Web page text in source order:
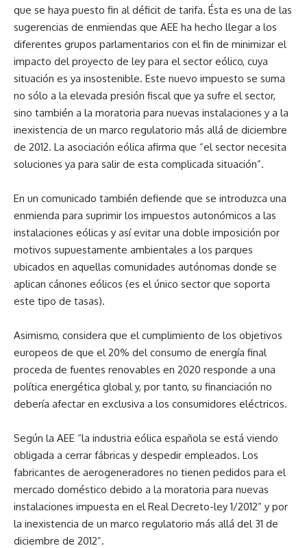
que se haya puesto fin al déficit de tarifa. Ésta es una de las
sugerencias de enmiendas que AEE ha hecho llegar a los
diferentes grupos parlamentarios con el fin de minimizar el
impacto del proyecto de ley para el sector eólico, cuya
situación es ya insostenible. Este nuevo impuesto se suma
no sólo a la elevada presión fiscal que ya sufre el sector,
sino también a la moratoria para nuevas instalaciones y a la
inexistencia de un marco regulatorio más allá de diciembre
de 2012. La asociación eólica afirma que “el sector necesita
soluciones ya para salir de esta complicada situación”.
En un comunicado también defiende que se introduzca una
enmienda para suprimir los impuestos autonómicos a las
instalaciones eólicas y así evitar una doble imposición por
motivos supuestamente ambientales a los parques
ubicados en aquellas comunidades autónomas donde se
aplican cánones eólicos (es el único sector que soporta
este tipo de tasas).
Asimismo, considera que el cumplimiento de los objetivos
europeos de que el 20% del consumo de energía final
proceda de fuentes renovables en 2020 responde a una
política energética global y, por tanto, su financiación no
debería afectar en exclusiva a los consumidores eléctricos.
Según la AEE “la industria eólica española se está viendo
obligada a cerrar fábricas y despedir empleados. Los
fabricantes de aerogeneradores no tienen pedidos para el
mercado doméstico debido a la moratoria para nuevas
instalaciones impuesta en el Real Decreto-ley 1/2012” y por
la inexistencia de un marco regulatorio más allá del 31 de
diciembre de 2012”.